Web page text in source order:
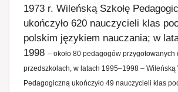
1973 r. Wileńską Szkołę
ukończyło 620 nauczycieli klas
polskim językiem nauczania; w
1998 – około 80 pedagogów przygotowanych
przedszkolach, w latach 1995–1998 – Wileńską
Pedagogiczną ukończyło 49 nauczycieli klas